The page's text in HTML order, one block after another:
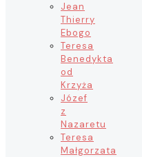
Jean
Thierry
Ebogo
Teresa
Benedykta
od
Krzyża
Józef
z
Nazaretu
Teresa
Małgorzata